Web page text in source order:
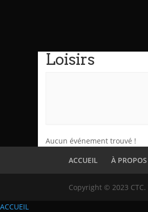
Loisirs
Aucun événement trouvé !
ACCUEIL
À PROPOS
Copyright © 2023
ACCUEIL